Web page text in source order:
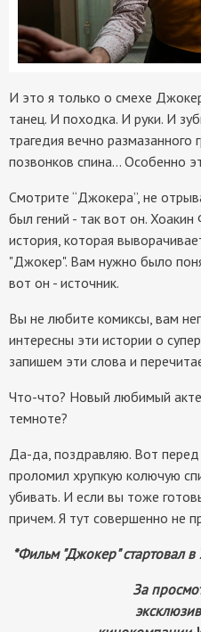
И это я только о смехе
танец. И походка. И руки. И
трагедия вечно
позвонков спина… Особенно
Смотрите “Джокера”, не
был гений - так вот он.
история, которая
"Джокер". Вам нужно было
вот он - источник.
Вы не любите комиксы, вам
интересны эти истории о
запишем эти слова и
Что-что? Новый любимый
темноте?
Да-да, поздравляю. Вот
проломил хрупкую колючую
убивать. И если вы тоже
причем. Я тут совершенно не
*Фильм "Джокер" стартовал
За